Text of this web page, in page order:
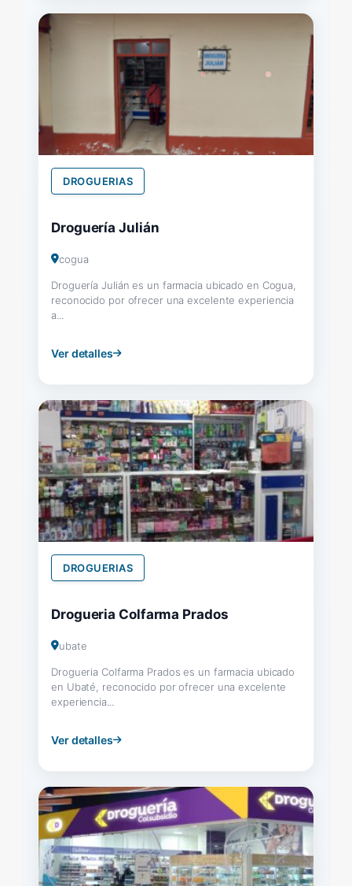
DROGUERIAS
Droguería Julián
cogua
Droguería Julián es un farmacia ubicado en Cogua,
reconocido por ofrecer una excelente experiencia
a...
Ver detalles
DROGUERIAS
Drogueria Colfarma Prados
ubate
Drogueria Colfarma Prados es un farmacia ubicado
en Ubaté, reconocido por ofrecer una excelente
experiencia...
Ver detalles